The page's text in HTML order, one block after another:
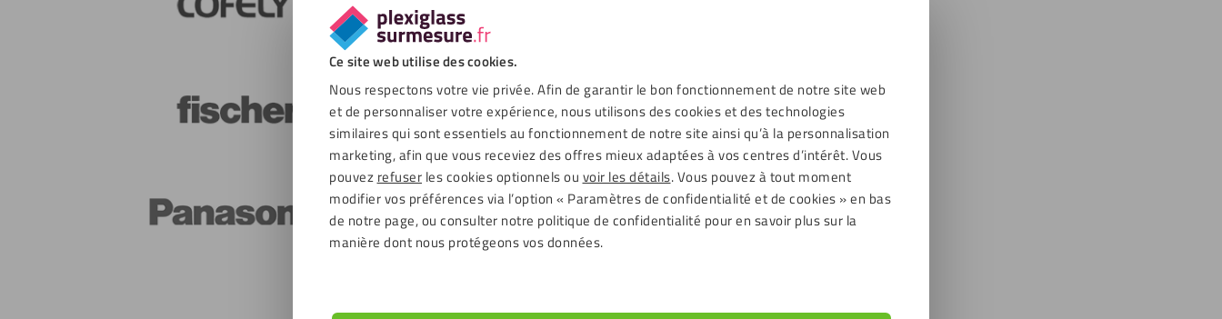
Ce site web utilise des cookies.
Nous respectons votre vie privée. Afin de garantir le bon fonctionnement de notre site web
et de personnaliser votre expérience, nous utilisons des cookies et des technologies
similaires qui sont essentiels au fonctionnement de notre site ainsi qu’à la personnalisation
marketing, afin que vous receviez des offres mieux adaptées à vos centres d’intérêt. Vous
pouvez refuser les cookies optionnels ou voir les détails. Vous pouvez à tout moment
modifier vos préférences via l’option « Paramètres de confidentialité et de cookies » en bas
de notre page, ou consulter notre politique de confidentialité pour en savoir plus sur la
manière dont nous protégeons vos données.